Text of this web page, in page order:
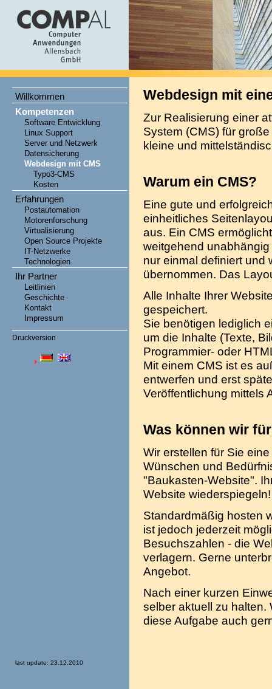
Willkommen
Kompetenzen
Software Entwicklung
Linux Support
Server und Netzwerk
Datensicherung
Webdesign mit CMS
Typo3-CMS
Kosten
Erfahrungen
Postautomation
Motorenforschung
Virtualisierung
Open Source Projekte
IT-Netzwerke
Technologien
Ihr Partner
Leitlinien
Geschichte
Kontakt
Impressum
Druckversion
Webdesign mit
Zur Realisierung einer
System (CMS) für
kleine und
Warum ein CMS?
Eine gute und
einheitliches
aus. Ein CMS
weitgehend
nur einmal definiert und
übernommen. Das
Alle Inhalte Ihrer
gespeichert.
Sie benötigen lediglich
um die Inhalte (Texte,
Programmier- oder
Mit einem CMS ist es
entwerfen und erst
Veröffentlichung mittels
Was können wir
Wir erstellen für Sie
Wünschen und
"Baukasten-Website".
Website wiederspiegeln!
Standardmäßig hosten
ist jedoch jederzeit
Besuchszahlen - die
verlagern. Gerne
Angebot.
Nach einer kurzen
selber aktuell zu halten.
diese Aufgabe auch
last update: 23.12.2010